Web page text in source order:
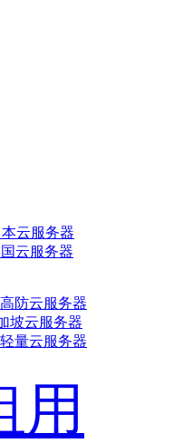
本云服务器
云服务器
防云服务器
坡云服务器
轻量云服务器
用